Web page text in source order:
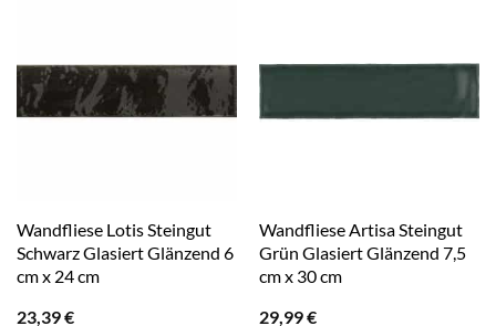
Wandfliese Lotis Steingut
Schwarz Glasiert Glänzend 6
cm x 24 cm
23,39€
Wandfliese Artisa Steingut
Grün Glasiert Glänzend 7,5
cm x 30 cm
29,99€